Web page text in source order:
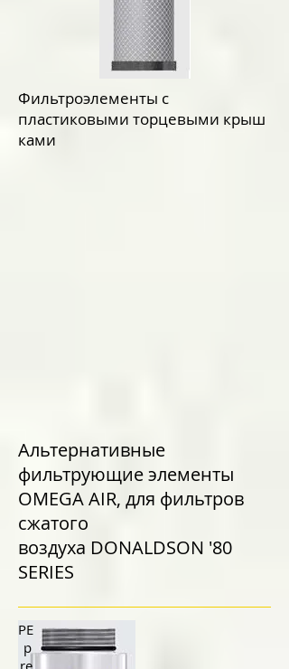
Фильтроэлементы с
пластиковыми торцевыми крыш
ками
PE
p
re
Альтернативные
фильтрующие элементы
OMEGA AIR, для фильтров
сжатого
воздуха DONALDSON '80
SERIES